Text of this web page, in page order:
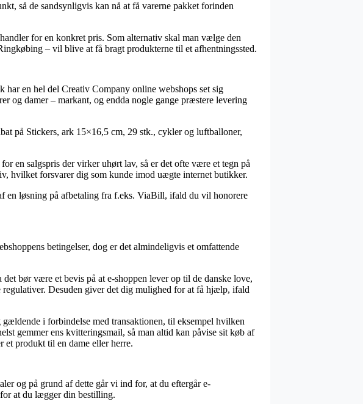
så de sandsynligvis kan nå at få varerne pakket forinden
for en konkret pris. Som alternativ skal man vælge den
– vil blive at få bragt produkterne til et afhentningssted.
en hel del Creativ Company online webshops set sig
og damer – markant, og endda nogle gange præstere levering
på Stickers, ark 15×16,5 cm, 29 stk., cykler og luftballoner,
en salgspris der virker uhørt lav, så er det ofte være et tegn på
hvilket forsvarer dig som kunde imod uægte internet butikker.
en løsning på afbetaling fra f.eks. ViaBill, ifald du vil honorere
betingelser, dog er det almindeligvis et omfattende
bør være et bevis på at e-shoppen lever op til de danske love,
Desuden giver det dig mulighed for at få hjælp, ifald
i forbindelse med transaktionen, til eksempel hvilken
gemmer ens kvitteringsmail, så man altid kan påvise sit køb af
et produkt til en dame eller herre.
og på grund af dette går vi ind for, at du eftergår e-
at du lægger din bestilling.